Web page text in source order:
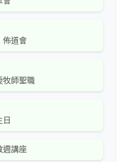
佈道會
師聖職
週講座